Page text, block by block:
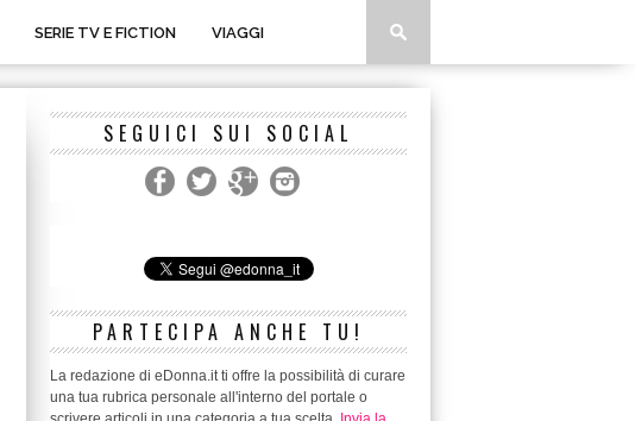
SERIE TV E FICTION VIAGGI
SEGUICI SUI SOCIAL
PARTECIPA ANCHE TU!
La redazione di eDonna.it ti offre la possibilità di curare
una tua rubrica personale all'interno del portale o